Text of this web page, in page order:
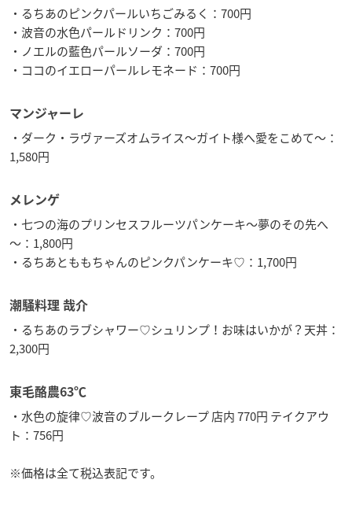
・るちあのピンクパールいちごみるく：700円
・波音の水色パールドリンク：700円
・ノエルの藍色パールソーダ：700円
・ココのイエローパールレモネード：700円
マンジャーレ
・ダーク・ラヴァーズオムライス～ガイト様へ愛をこめて～：
1,580円
メレンゲ
・七つの海のプリンセスフルーツパンケーキ～夢のその先へ
～：1,800円
・るちあとももちゃんのピンクパンケーキ♡：1,700円
潮騒料理 哉介
・るちあのラブシャワー♡シュリンプ！お味はいかが？天丼：
2,300円
東毛酪農63℃
・水色の旋律♡波音のブルークレープ 店内 770円 テイクアウ
ト：756円
※価格は全て税込表記です。